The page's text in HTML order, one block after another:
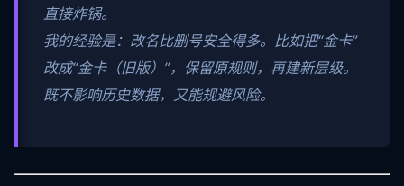
直接炸锅。
我的经验是：改名比删号安全得多。比如把“金卡”
改成“金卡（旧版）”，保留原规则，再建新层级。
既不影响历史数据，又能规避风险。